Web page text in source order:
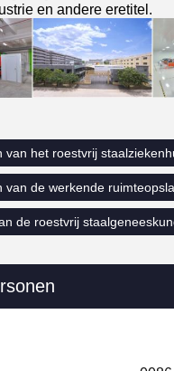
en andere eretitel.
van het roestvrij
van de werkende
de roestvrij